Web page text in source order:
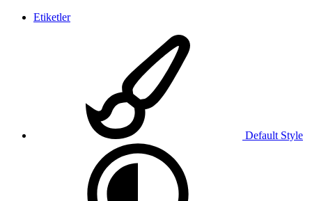
Etiketler
Default Style